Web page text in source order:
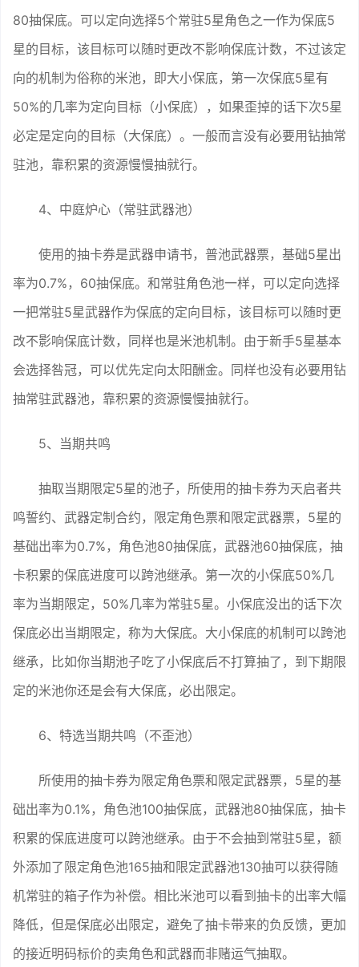
80抽保底。可以定向选择5个常驻5星角色之一作为保底5
星的目标，该目标可以随时更改不影响保底计数，不过该定
向的机制为俗称的米池，即大小保底，第一次保底5星有
50%的几率为定向目标（小保底），如果歪掉的话下次5星
必定是定向的目标（大保底）。一般而言没有必要用钻抽常
驻池，靠积累的资源慢慢抽就行。
4、中庭炉心（常驻武器池）
使用的抽卡券是武器申请书，普池武器票，基础5星出
率为0.7%，60抽保底。和常驻角色池一样，可以定向选择
一把常驻5星武器作为保底的定向目标，该目标可以随时更
改不影响保底计数，同样也是米池机制。由于新手5星基本
会选择咎冠，可以优先定向太阳酬金。同样也没有必要用钻
抽常驻武器池，靠积累的资源慢慢抽就行。
5、当期共鸣
抽取当期限定5星的池子，所使用的抽卡券为天启者共
鸣誓约、武器定制合约，限定角色票和限定武器票，5星的
基础出率为0.7%，角色池80抽保底，武器池60抽保底，抽
卡积累的保底进度可以跨池继承。第一次的小保底50%几
率为当期限定，50%几率为常驻5星。小保底没出的话下次
保底必出当期限定，称为大保底。大小保底的机制可以跨池
继承，比如你当期池子吃了小保底后不打算抽了，到下期限
定的米池你还是会有大保底，必出限定。
6、特选当期共鸣（不歪池）
所使用的抽卡券为限定角色票和限定武器票，5星的基
础出率为0.1%，角色池100抽保底，武器池80抽保底，抽卡
积累的保底进度可以跨池继承。由于不会抽到常驻5星，额
外添加了限定角色池165抽和限定武器池130抽可以获得随
机常驻的箱子作为补偿。相比米池可以看到抽卡的出率大幅
降低，但是保底必出限定，避免了抽卡带来的负反馈，更加
的接近明码标价的卖角色和武器而非赌运气抽取。